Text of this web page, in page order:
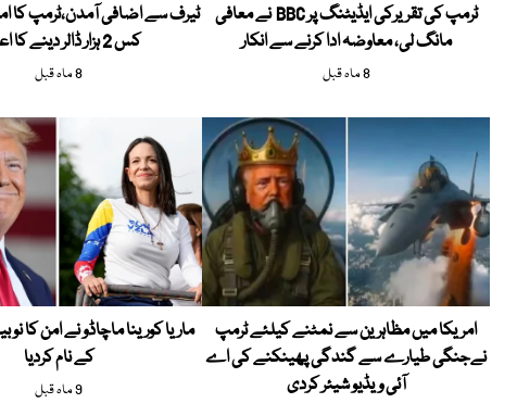
ٹرمپ کی تقریرکی ایڈیٹنگ پر BBC نے معافی
مانگ لی، معاوضہ ادا کرنے سے انکار
8 ماہ قبل
ٹیرف سے اضافی آمدن،ٹرمپ کا
کس 2 ہزار ڈالر دینے کا اعلان
8 ماہ قبل
امریکا میں مظاہرین سے نمٹنے کیلئے ٹرمپ
نےجنگی طیارے سے گندگی پھینکنے کی اے
آئی ویڈیو شیئر کردی
ماریا کورینا ماچاڈو نے امن کا
کے نام کردیا
9 ماہ قبل